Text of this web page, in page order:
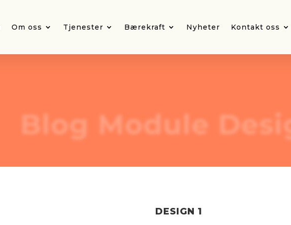
Om oss Tjenester Bærekraft Nyheter Kontakt oss
Blog Module
DESIGN 1